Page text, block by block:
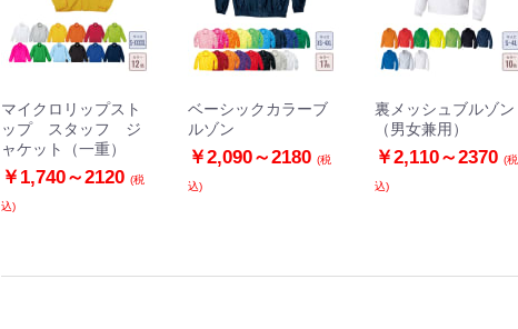
マイクロリップスト
ップ スタッフ ジ
ャケット（一重）
￥1,740～2120 (税
込)
ベーシックカラーブ
ルゾン
￥2,090～2180 (税
込)
裏メッシュブルゾン
（男女兼用）
￥2,110～2370 (税
込)